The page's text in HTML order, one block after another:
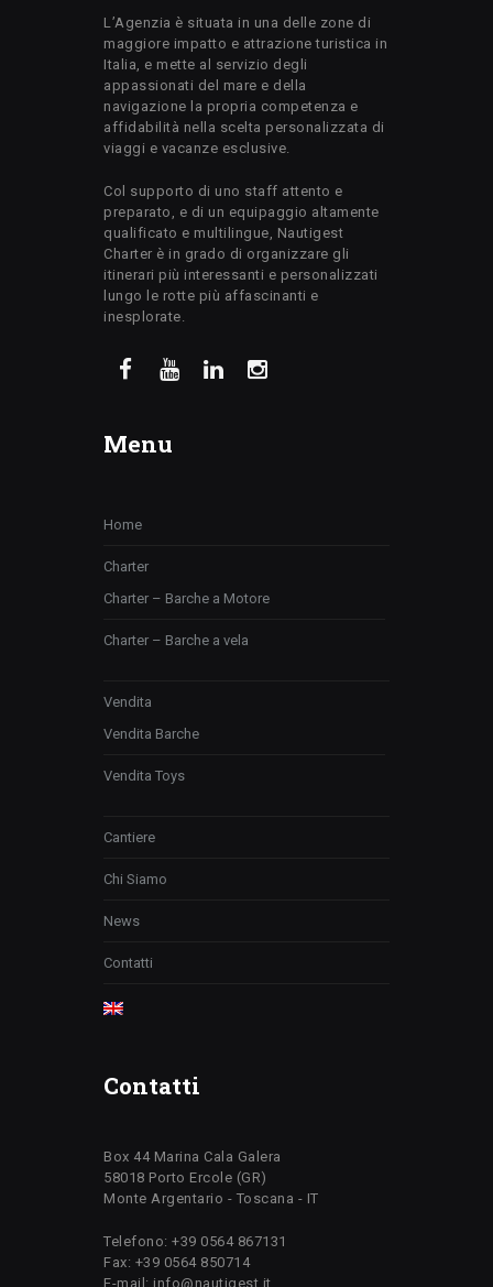
L’Agenzia è situata in una delle zone di
maggiore impatto e attrazione turistica in
Italia, e mette al servizio degli
appassionati del mare e della
navigazione la propria competenza e
affidabilità nella scelta personalizzata di
viaggi e vacanze esclusive.
Col supporto di uno staff attento e
preparato, e di un equipaggio altamente
qualificato e multilingue, Nautigest
Charter è in grado di organizzare gli
itinerari più interessanti e personalizzati
lungo le rotte più affascinanti e
inesplorate.
Menu
Home
Charter
Charter – Barche a Motore
Charter – Barche a vela
Vendita
Vendita Barche
Vendita Toys
Cantiere
Chi Siamo
News
Contatti
Contatti
Box 44 Marina Cala Galera
58018 Porto Ercole (GR)
Monte Argentario - Toscana - IT
Telefono: +39 0564 867131
Fax: +39 0564 850714
E-mail: info@nautigest.it